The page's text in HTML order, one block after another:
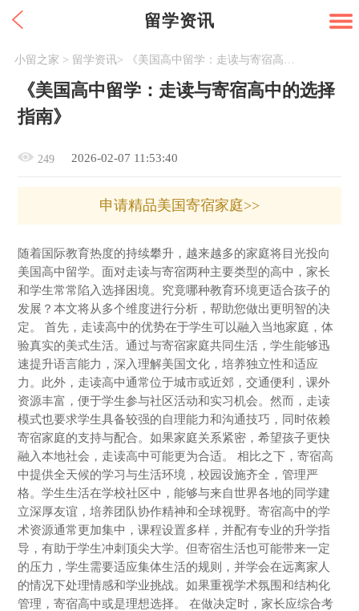
留学资讯
小留之家 > 留学资讯>
《美国高中留学：走读与寄宿高中的选择
指南》
249 2026-02-07 11:53:40
申请精品美国寄宿家庭>>
随着国际教育热度的持续攀升，越来越多的家庭将目光投向
美国高中留学。面对走读与寄宿两种主要类型的高中，家长
和学生常常陷入选择困境。究竟哪种教育环境更适合孩子的
发展？本文将从多个维度进行分析，帮助您做出更明智的决
定。 首先，走读高中的优势在于学生可以融入当地家庭，体
验真实的美式生活。通过与寄宿家庭共同生活，学生能够迅
速提升语言能力，深入理解美国文化，培养独立性和适应
力。此外，走读高中通常位于城市或近郊，交通便利，课外
资源丰富，便于学生参与社区活动和实习机会。然而，走读
模式也要求学生具备较强的自理能力和沟通技巧，同时依赖
寄宿家庭的支持与配合。如果家庭关系紧密，希望孩子更快
融入本地社会，走读高中可能更为合适。 相比之下，寄宿高
中提供全天候的学习与生活环境，校园设施齐全，管理严
格。学生生活在学校社区中，能够与来自世界各地的同学建
立深厚友谊，培养团队协作精神和全球视野。寄宿高中的学
术资源通常更加集中，课程设置多样，并配有专业的升学指
导，有助于学生冲刺顶尖大学。但寄宿生活也可能带来一定
的压力，学生需要适应集体生活的规则，并学会在远离家人
的情况下处理情感和学业挑战。如果重视学术氛围和结构化
管理，寄宿高中或是理想选择。 在做决定时，家长应综合考